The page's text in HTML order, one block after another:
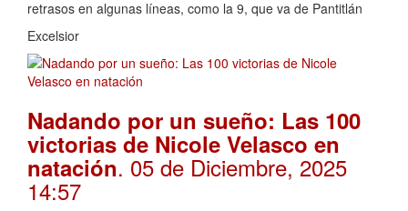
retrasos en algunas líneas, como la 9, que va de Pantitlán
Excelsior
Nadando por un sueño: Las 100
victorias de Nicole Velasco en
natación. 05 de Diciembre, 2025
14:57